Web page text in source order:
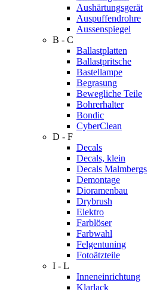
Aushärtungsgerät
Auspuffendrohre
Aussenspiegel
B - C
Ballastplatten
Ballastpritsche
Bastellampe
Begrasung
Bewegliche Teile
Bohrerhalter
Bondic
CyberClean
D - F
Decals
Decals, klein
Decals Malmbergs
Demontage
Dioramenbau
Drybrush
Elektro
Farblöser
Farbwahl
Felgentuning
Fotoätzteile
I - L
Inneneinrichtung
Klarlack